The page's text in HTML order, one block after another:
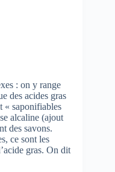
: on y range
des acides gras
« saponifiables
alcaline (ajout
des savons.
ce sont les
gras. On dit